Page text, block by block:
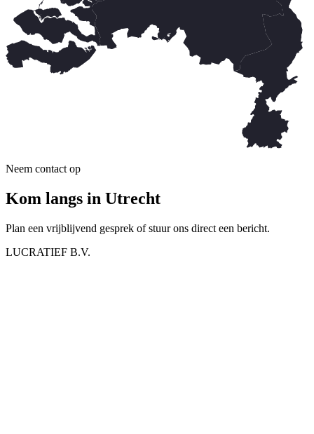
Neem contact op
Kom langs in Utrecht
Plan een vrijblijvend gesprek of stuur ons direct een bericht.
LUCRATIEF B.V.